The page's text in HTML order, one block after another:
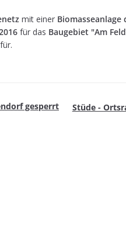
mit einer Bio­mas­se­an­lage
für das Bau­ge­biet "Am
gesperrt
Stüde -